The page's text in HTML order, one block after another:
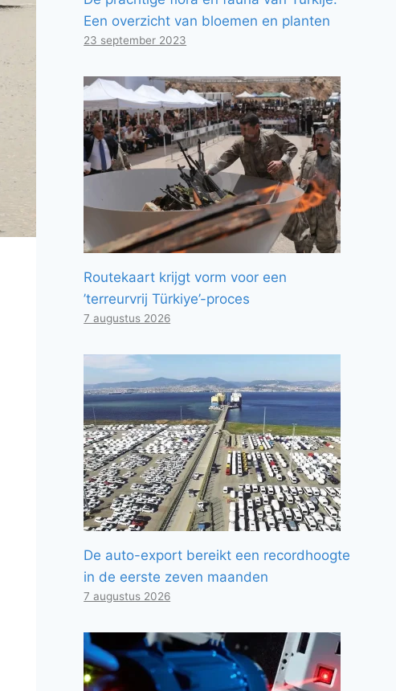
Een overzicht van bloemen en planten
23 september 2023
Routekaart krijgt vorm voor een
’terreurvrij Türkiye’-proces
7 augustus 2026
De auto-export bereikt een recordhoogte
in de eerste zeven maanden
7 augustus 2026